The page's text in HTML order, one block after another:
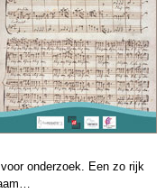
onderzoek. Een zo rijk